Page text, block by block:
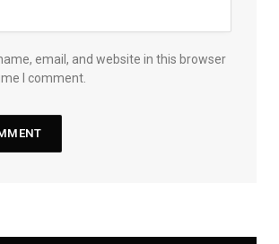
email, and website in this browser
I comment.